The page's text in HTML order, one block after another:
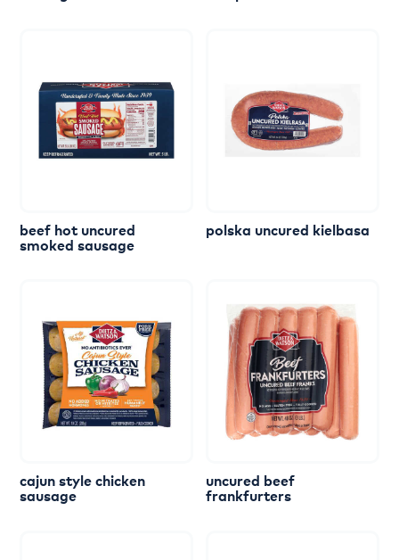
beef hot uncured
smoked sausage
polska uncured kielbasa
cajunstylechicken
sausage
uncured beef
frankfurters